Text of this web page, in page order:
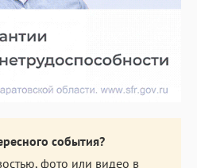
события?
фото или видео в